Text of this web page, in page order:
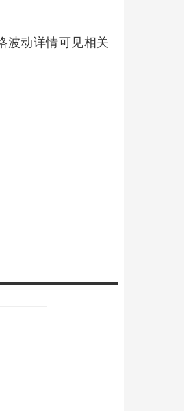
波动详情可见相关